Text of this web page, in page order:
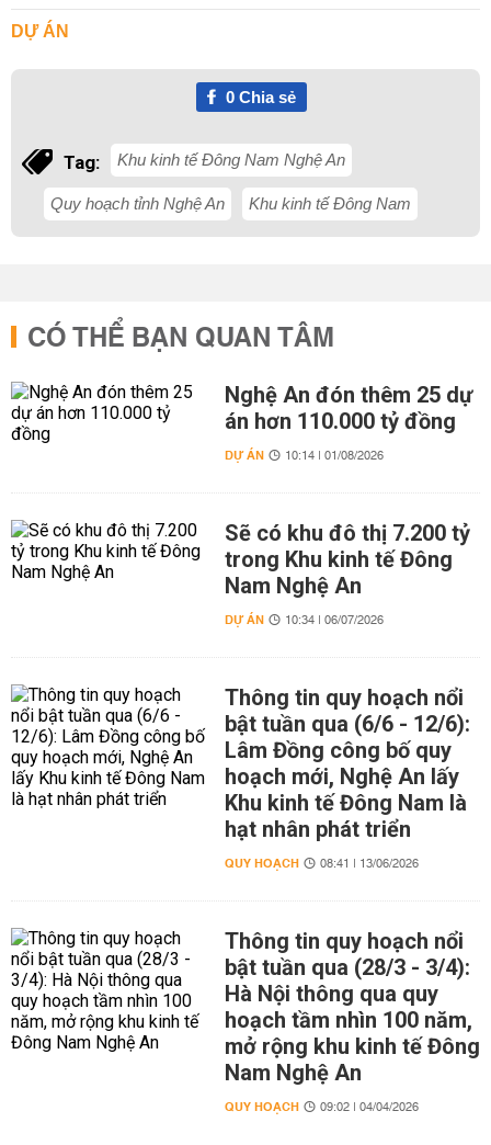
DỰ ÁN
0Chia sẻ
Tag: Khu kinh tế Đông Nam Nghệ An
Quy hoạch tỉnh Nghệ An Khu kinh tế Đông Nam
CÓ THỂ BẠN QUAN TÂM
Nghệ An đón thêm 25 dự
án hơn 110.000 tỷ đồng
DỰ ÁN 10:14 | 01/08/2026
Sẽ có khu đô thị 7.200 tỷ
trong Khu kinh tế Đông
Nam Nghệ An
DỰ ÁN 10:34 | 06/07/2026
Thông tin quy hoạch nổi
bật tuần qua (6/6 - 12/6):
Lâm Đồng công bố quy
hoạch mới, Nghệ An lấy
Khu kinh tế Đông Nam là
hạt nhân phát triển
QUY HOẠCH 08:41 | 13/06/2026
Thông tin quy hoạch nổi
bật tuần qua (28/3 - 3/4):
Hà Nội thông qua quy
hoạch tầm nhìn 100 năm,
mở rộng khu kinh tế Đông
Nam Nghệ An
QUY HOẠCH 09:02 | 04/04/2026